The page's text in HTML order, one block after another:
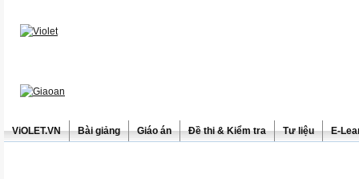
ViOLET.VN Bài giảng Giáo án Đề thi & Kiểm tra Tư liệu E-